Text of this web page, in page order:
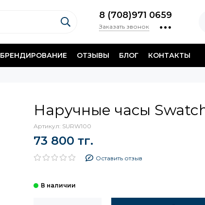
8 (708)971 0659
Заказать звонок
БРЕНДИРОВАНИЕ ОТЗЫВЫ БЛОГ КОНТАКТЫ
Наручные часы
Артикул: SURW100
73 800 тг.
Оставить отзыв